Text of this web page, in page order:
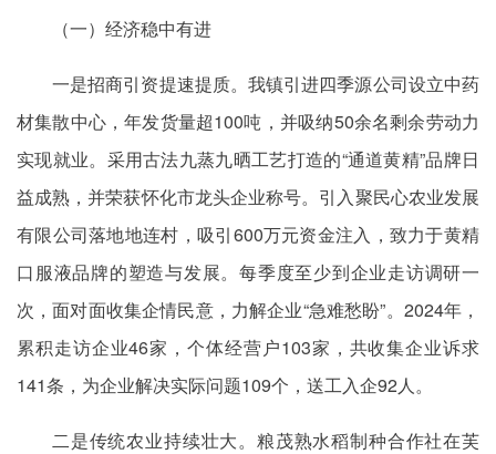
（一）经济稳中有进
一是招商引资提速提质。我镇引进四季源公司设立中药
材集散中心，年发货量超100吨，并吸纳50余名剩余劳动力
实现就业。采用古法九蒸九晒工艺打造的“通道黄精”品牌日
益成熟，并荣获怀化市龙头企业称号。引入聚民心农业发展
有限公司落地地连村，吸引600万元资金注入，致力于黄精
口服液品牌的塑造与发展。每季度至少到企业走访调研一
次，面对面收集企情民意，力解企业“急难愁盼”。2024年，
累积走访企业46家，个体经营户103家，共收集企业诉求
141条，为企业解决实际问题109个，送工入企92人。
二是传统农业持续壮大。粮茂熟水稻制种合作社在芙